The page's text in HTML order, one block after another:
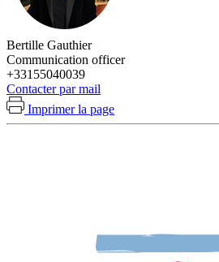
Bertille Gauthier
Communication officer
+33155040039
Contacter par mail
Imprimer la page